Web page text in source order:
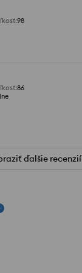
:98
:86
ďalšie recenzií